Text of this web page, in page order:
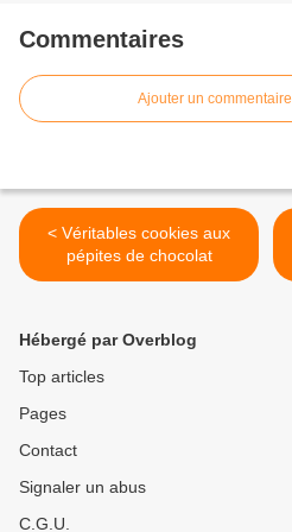
Commentaires
Ajouter un commentaire
< Véritables cookies aux
pépites de chocolat
Hébergé par Overblog
Top articles
Pages
Contact
Signaler un abus
C.G.U.